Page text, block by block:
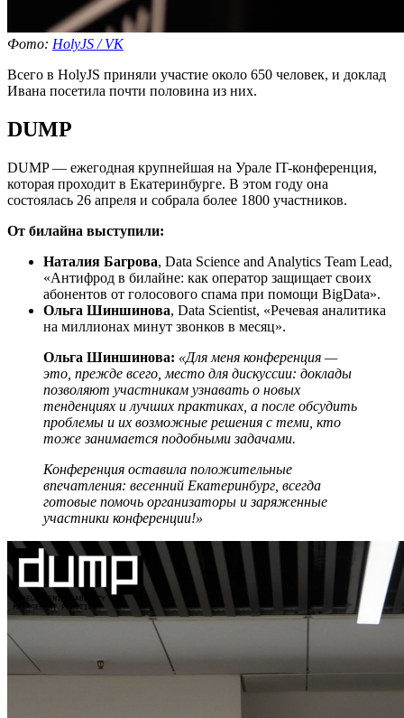
Фото: HolyJS / VK
Всего в HolyJS приняли участие около 650 человек, и доклад
Ивана посетила почти половина из них.
DUMP
DUMP — ежегодная крупнейшая на Урале IT-конференция,
которая проходит в Екатеринбурге. В этом году она
состоялась 26 апреля и собрала более 1800 участников.
От билайна выступили:
Наталия Багрова, Data Science and Analytics Team Lead,
«Антифрод в билайне: как оператор защищает своих
абонентов от голосового спама при помощи BigData».
Ольга Шиншинова, Data Scientist, «Речевая аналитика
на миллионах минут звонков в месяц».
Ольга Шиншинова: «Для меня конференция —
это, прежде всего, место для дискуссии: доклады
позволяют участникам узнавать о новых
тенденциях и лучших практиках, а после обсудить
проблемы и их возможные решения с теми, кто
тоже занимается подобными задачами.
Конференция оставила положительные
впечатления: весенний Екатеринбург, всегда
готовые помочь организаторы и заряженные
участники конференции!»